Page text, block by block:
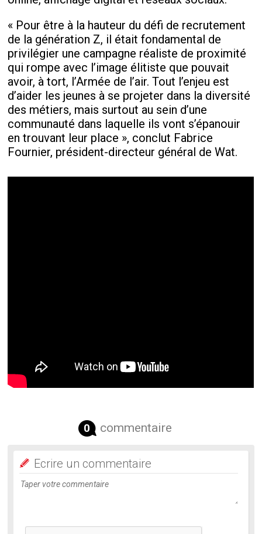
« Pour être à la hauteur du défi de recrutement
de la génération Z, il était fondamental de
privilégier une campagne réaliste de proximité
qui rompe avec l’image élitiste que pouvait
avoir, à tort, l’Armée de l’air. Tout l’enjeu est
d’aider les jeunes à se projeter dans la diversité
des métiers, mais surtout au sein d’une
communauté dans laquelle ils vont s’épanouir
en trouvant leur place », conclut Fabrice
Fournier, président-directeur général de Wat.
0 commentaire
Ecrire un commentaire